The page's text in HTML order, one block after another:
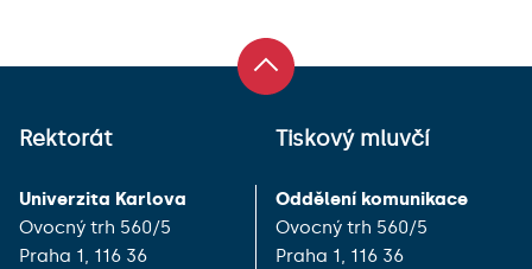
Rektorát
Univerzita Karlova
Ovocný trh 560/5
Praha 1, 116 36
Tiskový mluvčí
Oddělení komunikace
Ovocný trh 560/5
Praha 1, 116 36